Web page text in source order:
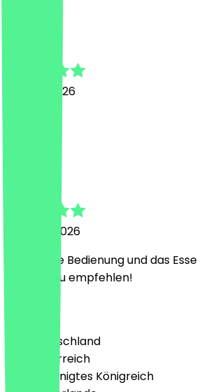
16. April 2026
20. März 2026
Sehr nette Bedienung und das
sehr gut.Zu empfehlen!
🇩🇪 Deutschland
🇦🇹 Österreich
🇬🇧 Vereinigtes Königreich